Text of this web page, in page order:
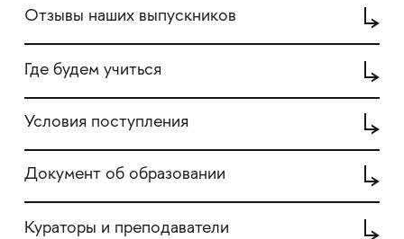
Отзывы наших выпускников
Где будем учиться
Условия поступления
Документ об образовании
Кураторы и преподаватели